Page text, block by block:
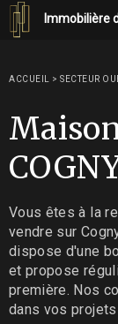
Immobilière
ACCUEIL > SECTEUR
Vous êtes à la
vendre sur
dispose d'une
et propose
première. Nos
dans vos